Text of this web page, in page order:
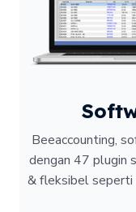
Beeaccounting,
dengan 47 plugin
& fleksibel seperti